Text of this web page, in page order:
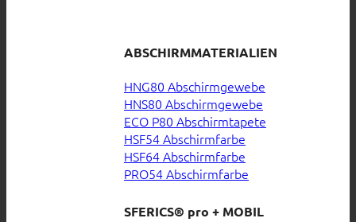
ABSCHIRMMATERIALIEN
HNG80 Abschirmgewebe
HNS80 Abschirmgewebe
ECO P80 Abschirmtapete
HSF54 Abschirmfarbe
HSF64 Abschirmfarbe
PRO54 Abschirmfarbe
SFERICS® pro + MOBIL